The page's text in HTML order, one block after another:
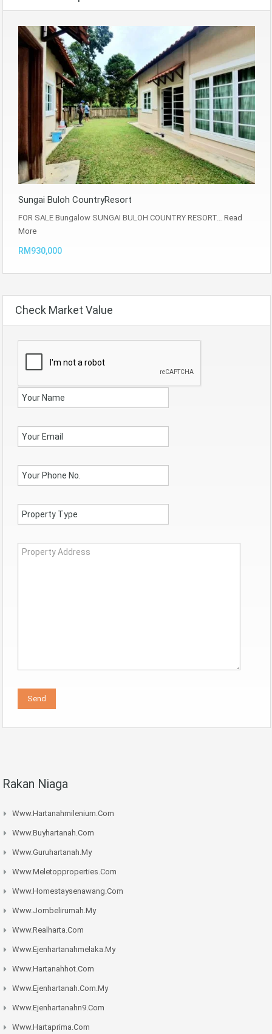
Sungai Buloh CountryResort
FOR SALE Bungalow SUNGAI BULOH COUNTRY RESORT… Read
More
RM930,000
Check Market Value
Rakan Niaga
Www.hartanahmilenium.com
Www.buyhartanah.com
Www.guruhartanah.my
Www.meletopproperties.com
Www.homestaysenawang.com
Www.jombelirumah.my
Www.realharta.com
Www.ejenhartanahmelaka.my
Www.hartanahhot.com
Www.ejenhartanah.com.my
Www.ejenhartanahn9.com
Www.hartaprima.com